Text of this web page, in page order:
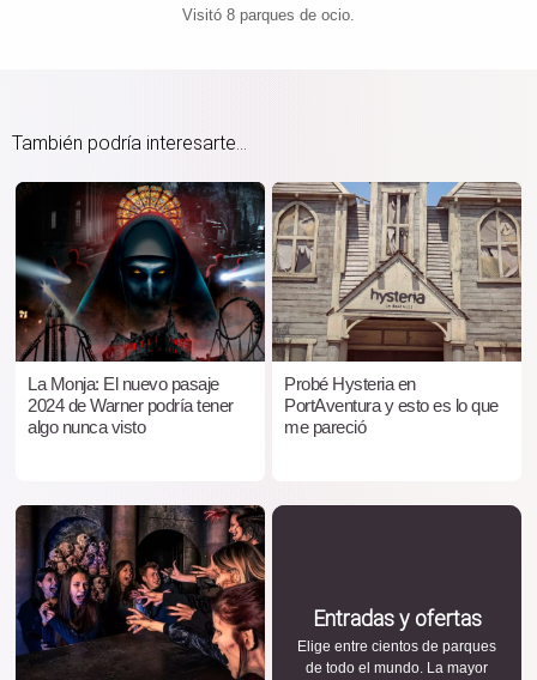
Visitó 8 parques de ocio.
También podría interesarte...
La Monja: El nuevo pasaje
2024 de Warner podría tener
algo nunca visto
Probé Hysteria en
PortAventura y esto es lo que
me pareció
Entradas y ofertas
Elige entre cientos de parques
de todo el mundo. La mayor